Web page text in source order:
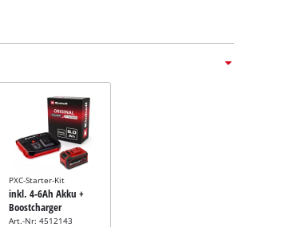
PXC-Starter-Kit
inkl. 4-6Ah Akku +
Boostcharger
Art.-Nr: 4512143